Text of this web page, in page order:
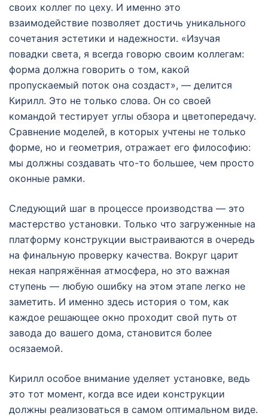
своих коллег по цеху. И именно это
взаимодействие позволяет достичь уникального
сочетания эстетики и надежности. «Изучая
повадки света, я всегда говорю своим коллегам:
форма должна говорить о том, какой
пропускаемый поток она создаст», — делится
Кирилл. Это не только слова. Он со своей
командой тестирует углы обзора и цветопередачу.
Сравнение моделей, в которых учтены не только
форме, но и геометрия, отражает его философию:
мы должны создавать что-то большее, чем просто
оконные рамки.
Следующий шаг в процессе производства — это
мастерство установки. Только что загруженные на
платформу конструкции выстраиваются в очередь
на финальную проверку качества. Вокруг царит
некая напряжённая атмосфера, но это важная
ступень — любую ошибку на этом этапе легко не
заметить. И именно здесь история о том, как
каждое решающее окно проходит свой путь от
завода до вашего дома, становится более
осязаемой.
Кирилл особое внимание уделяет установке, ведь
это тот момент, когда все идеи конструкции
должны реализоваться в самом оптимальном виде.